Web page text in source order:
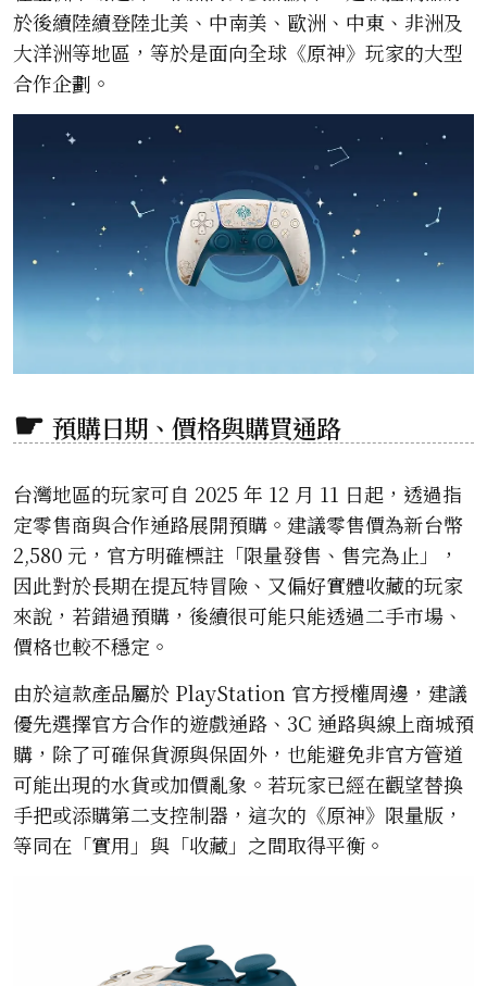
於後續陸續登陸北美、中南美、歐洲、中東、非洲及
大洋洲等地區，等於是面向全球《原神》玩家的大型
合作企劃。
預購日期、價格與購買通路
台灣地區的玩家可自 2025 年 12 月 11 日起，透過指
定零售商與合作通路展開預購。建議零售價為新台幣
2,580 元，官方明確標註「限量發售、售完為止」，
因此對於長期在提瓦特冒險、又偏好實體收藏的玩家
來說，若錯過預購，後續很可能只能透過二手市場、
價格也較不穩定。
由於這款產品屬於 PlayStation 官方授權周邊，建議
優先選擇官方合作的遊戲通路、3C 通路與線上商城預
購，除了可確保貨源與保固外，也能避免非官方管道
可能出現的水貨或加價亂象。若玩家已經在觀望替換
手把或添購第二支控制器，這次的《原神》限量版，
等同在「實用」與「收藏」之間取得平衡。